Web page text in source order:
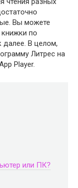
Вы можете
книжки по
далее. В целом,
Литрес на
Player.
или ПК?